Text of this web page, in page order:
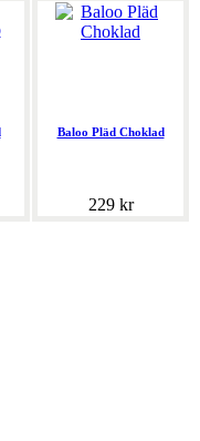
Baloo Pläd Choklad
229 kr